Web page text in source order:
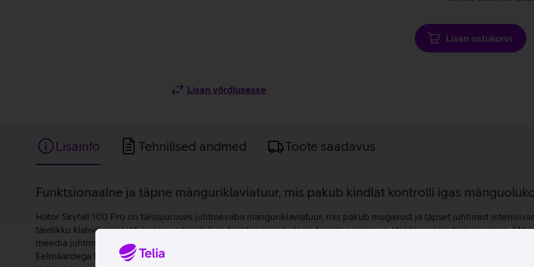
Lisan võrdlusesse
Lisan ostukorvi
Lisainfo Tehnilised andmed Toote saadavus
Lisainfo
Funktsionaalne ja täpne mänguriklaviatuur, mis pakub kindlat kontrolli igas
Hator Skyfall 100 Pro on täissuuruses juhtmevaba mänguriklaviatuur, mis pakub mugavust ja täpset juhtimist
täielikku klahvikomplekti koos numbriploki ja funktsiooniridadega, tagades sujuva ja efektiivse kasutuskogemuse.
meedia juhtimisele ja kohandatud käskudele, võimaldades reguleerida helitugevust, vahetada laule või käivitada
Eelmäärdega HATOR Aurum Vanila Silent lineaarsed lülitid, mis tagavad erakordselt sujuva, täpse ja vaikse